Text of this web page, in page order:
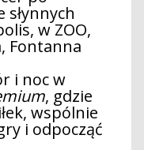
słynnych
w ZOO,
Fontanna
i noc w
, gdzie
wspólnie
i odpocząć